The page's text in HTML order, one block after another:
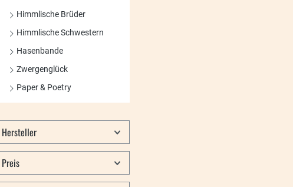
Himmlische Brüder
Himmlische Schwestern
Hasenbande
Zwergenglück
Paper & Poetry
Hersteller
Preis